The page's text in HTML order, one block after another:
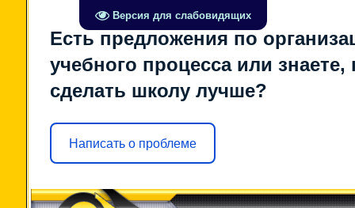
Версия для слабовидящих
Есть предложения по
учебного процесса или знаете,
сделать школу лучше?
Написать о проблеме